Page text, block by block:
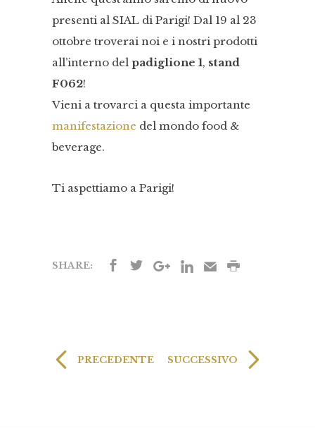
presenti al SIAL di Parigi! Dal 19 al 23
ottobre troverai noi e i nostri prodotti
all’interno del padiglione 1, stand
F062!
Vieni a trovarci a questa importante
manifestazione del mondo food &
beverage.
Ti aspettiamo a Parigi!
SHARE:
PRECEDENTE SUCCESSIVO